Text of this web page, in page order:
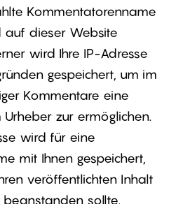
Kommentatorenname
auf dieser Website
wird Ihre IP-Adresse
gespeichert, um im
Kommentare eine
zur ermöglichen.
wird für eine
mit Ihnen gespeichert,
veröffentlichten Inhalt
sollte.